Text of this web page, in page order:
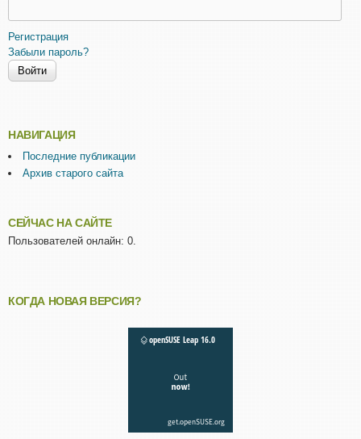
Регистрация
Забыли пароль?
НАВИГАЦИЯ
Последние публикации
Архив старого сайта
СЕЙЧАС НА САЙТЕ
Пользователей онлайн: 0.
КОГДА НОВАЯ ВЕРСИЯ?